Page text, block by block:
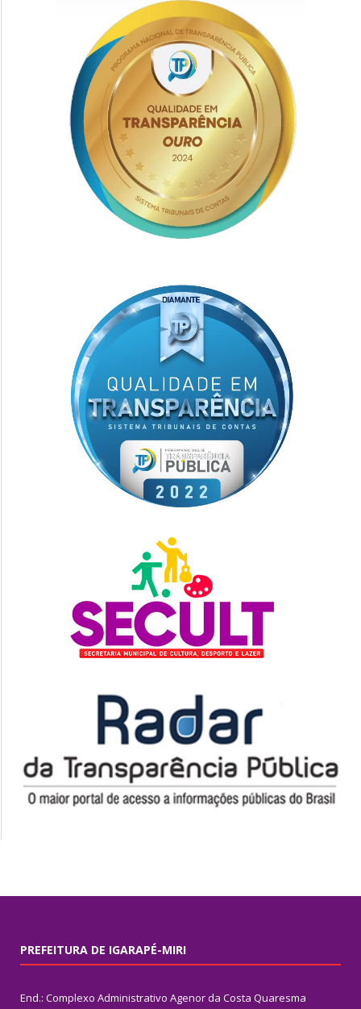
PREFEITURA DE IGARAPÉ-MIRI
End.: Complexo Administrativo Agenor da Costa Quaresma